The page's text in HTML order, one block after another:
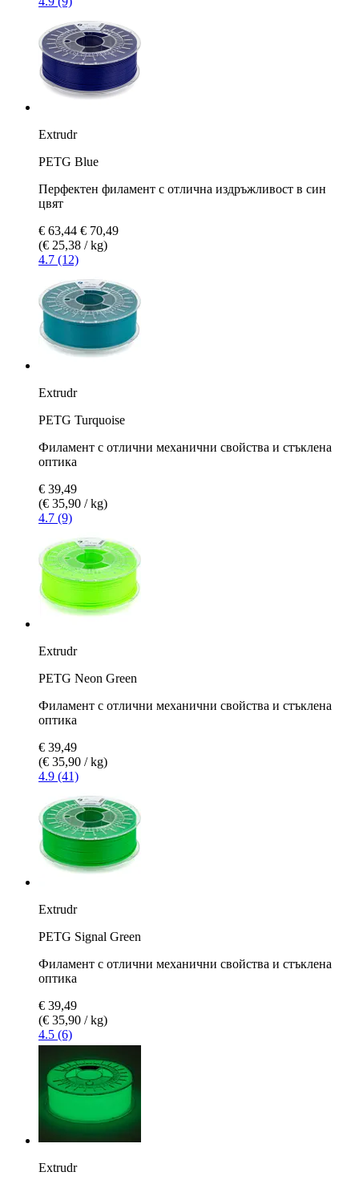
Extrudr
PETG Blue
Перфектен филамент с отлична издръжливост в син
цвят
€ 63,44 € 70,49
(€ 25,38 / kg)
4.7 (12)
Extrudr
PETG Turquoise
Филамент с отлични механични свойства и стъклена
оптика
€ 39,49
(€ 35,90 / kg)
4.7 (9)
Extrudr
PETG Neon Green
Филамент с отлични механични свойства и стъклена
оптика
€ 39,49
(€ 35,90 / kg)
4.9 (41)
Extrudr
PETG Signal Green
Филамент с отлични механични свойства и стъклена
оптика
€ 39,49
(€ 35,90 / kg)
4.5 (6)
Extrudr